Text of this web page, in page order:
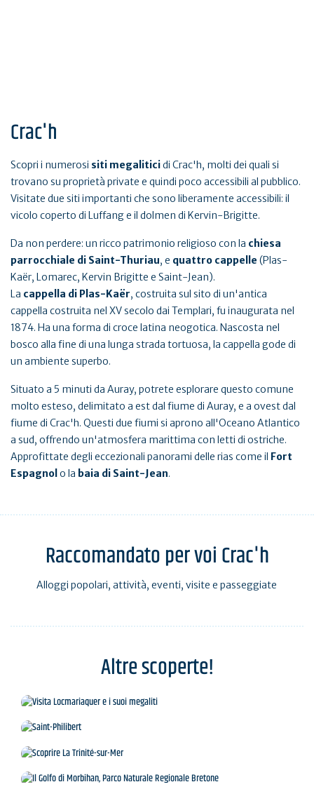
Crac'h
Scopri i numerosi siti megaliticidi Crac'h, molti dei quali si
trovano su proprietà private e quindi poco accessibili al pubblico.
Visitate due siti importanti che sono liberamente accessibili: il
vicolo coperto di Luffang e il dolmen di Kervin-Brigitte.
Da non perdere: un ricco patrimonio religioso con la chiesa
parrocchiale di Saint-Thuriau, e quattro cappelle (Plas-
Kaër, Lomarec, Kervin Brigitte e Saint-Jean).
La cappella di Plas-Kaër, costruita sul sito di un'antica
cappella costruita nel XV secolo dai Templari, fu inaugurata nel
1874. Ha una forma di croce latina neogotica. Nascosta nel
bosco alla fine di una lunga strada tortuosa, la cappella gode di
un ambiente superbo.
Situato a 5 minuti da Auray, potrete esplorare questo comune
molto esteso, delimitato a est dal fiume di Auray, e a ovest dal
fiume di Crac'h. Questi due fiumi si aprono all'Oceano Atlantico
a sud, offrendo un'atmosfera marittima con letti di ostriche.
Approfittate degli eccezionali panorami delle rias come il Fort
Espagnol o la baia di Saint-Jean.
Raccomandato per voi Crac'h
Alloggi popolari, attività, eventi, visite e passeggiate
Altre scoperte!
Visita Locmariaquer e i suoi megaliti
Saint-Philibert
Scoprire La Trinité-sur-Mer